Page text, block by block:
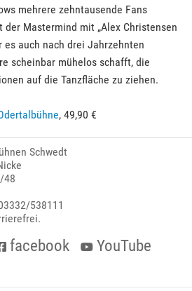
mehrere zehntausende Fans
Mastermind mit „Alex Christensen
es auch nach drei Jahrzehnten
scheinbar mühelos schafft, die
auf die Tanzfläche zu ziehen.
, 49,90 €
Schwedt
48
538111
facebook
YouTube